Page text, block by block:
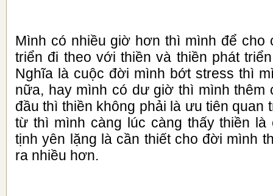
Mình có nhiều giờ hơn thì mình để cho
triển đi theo với thiền và thiền phát
Nghĩa là cuộc đời mình bớt stress thì
nữa, hay mình có dư giờ thì mình thêm
đầu thì thiền không phải là ưu tiên quan
từ thì mình càng lúc càng thấy thiền là
tịnh yên lặng là cần thiết cho đời mình
ra nhiều hơn.